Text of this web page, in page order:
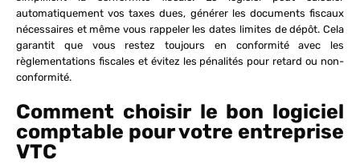
automatiquement vos taxes dues, générer les documents fiscaux
nécessaires et même vous rappeler les dates limites de dépôt. Cela
garantit que vous restez toujours en conformité avec les
règlementations fiscales et évitez les pénalités pour retard ou non-
conformité.
Comment choisir le bon logiciel
comptable pour votre entreprise
VTC